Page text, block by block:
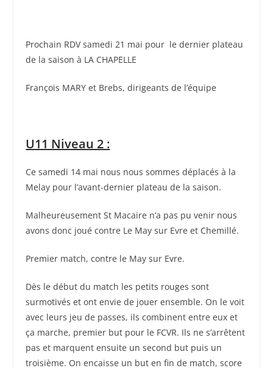
Prochain RDV samedi 21 mai pour le dernier plateau
de la saison à LA CHAPELLE
François MARY et Brebs, dirigeants de l’équipe
U11 Niveau 2 :
Ce samedi 14 mai nous nous sommes déplacés à la
Melay pour l’avant-dernier plateau de la saison.
Malheureusement St Macaire n’a pas pu venir nous
avons donc joué contre Le May sur Evre et Chemillé.
Premier match, contre le May sur Evre.
Dès le début du match les petits rouges sont
surmotivés et ont envie de jouer ensemble. On le voit
avec leurs jeu de passes, ils combinent entre eux et
ça marche, premier but pour le FCVR. Ils ne s’arrêtent
pas et marquent ensuite un second but puis un
troisième. On encaisse un but en fin de match, score